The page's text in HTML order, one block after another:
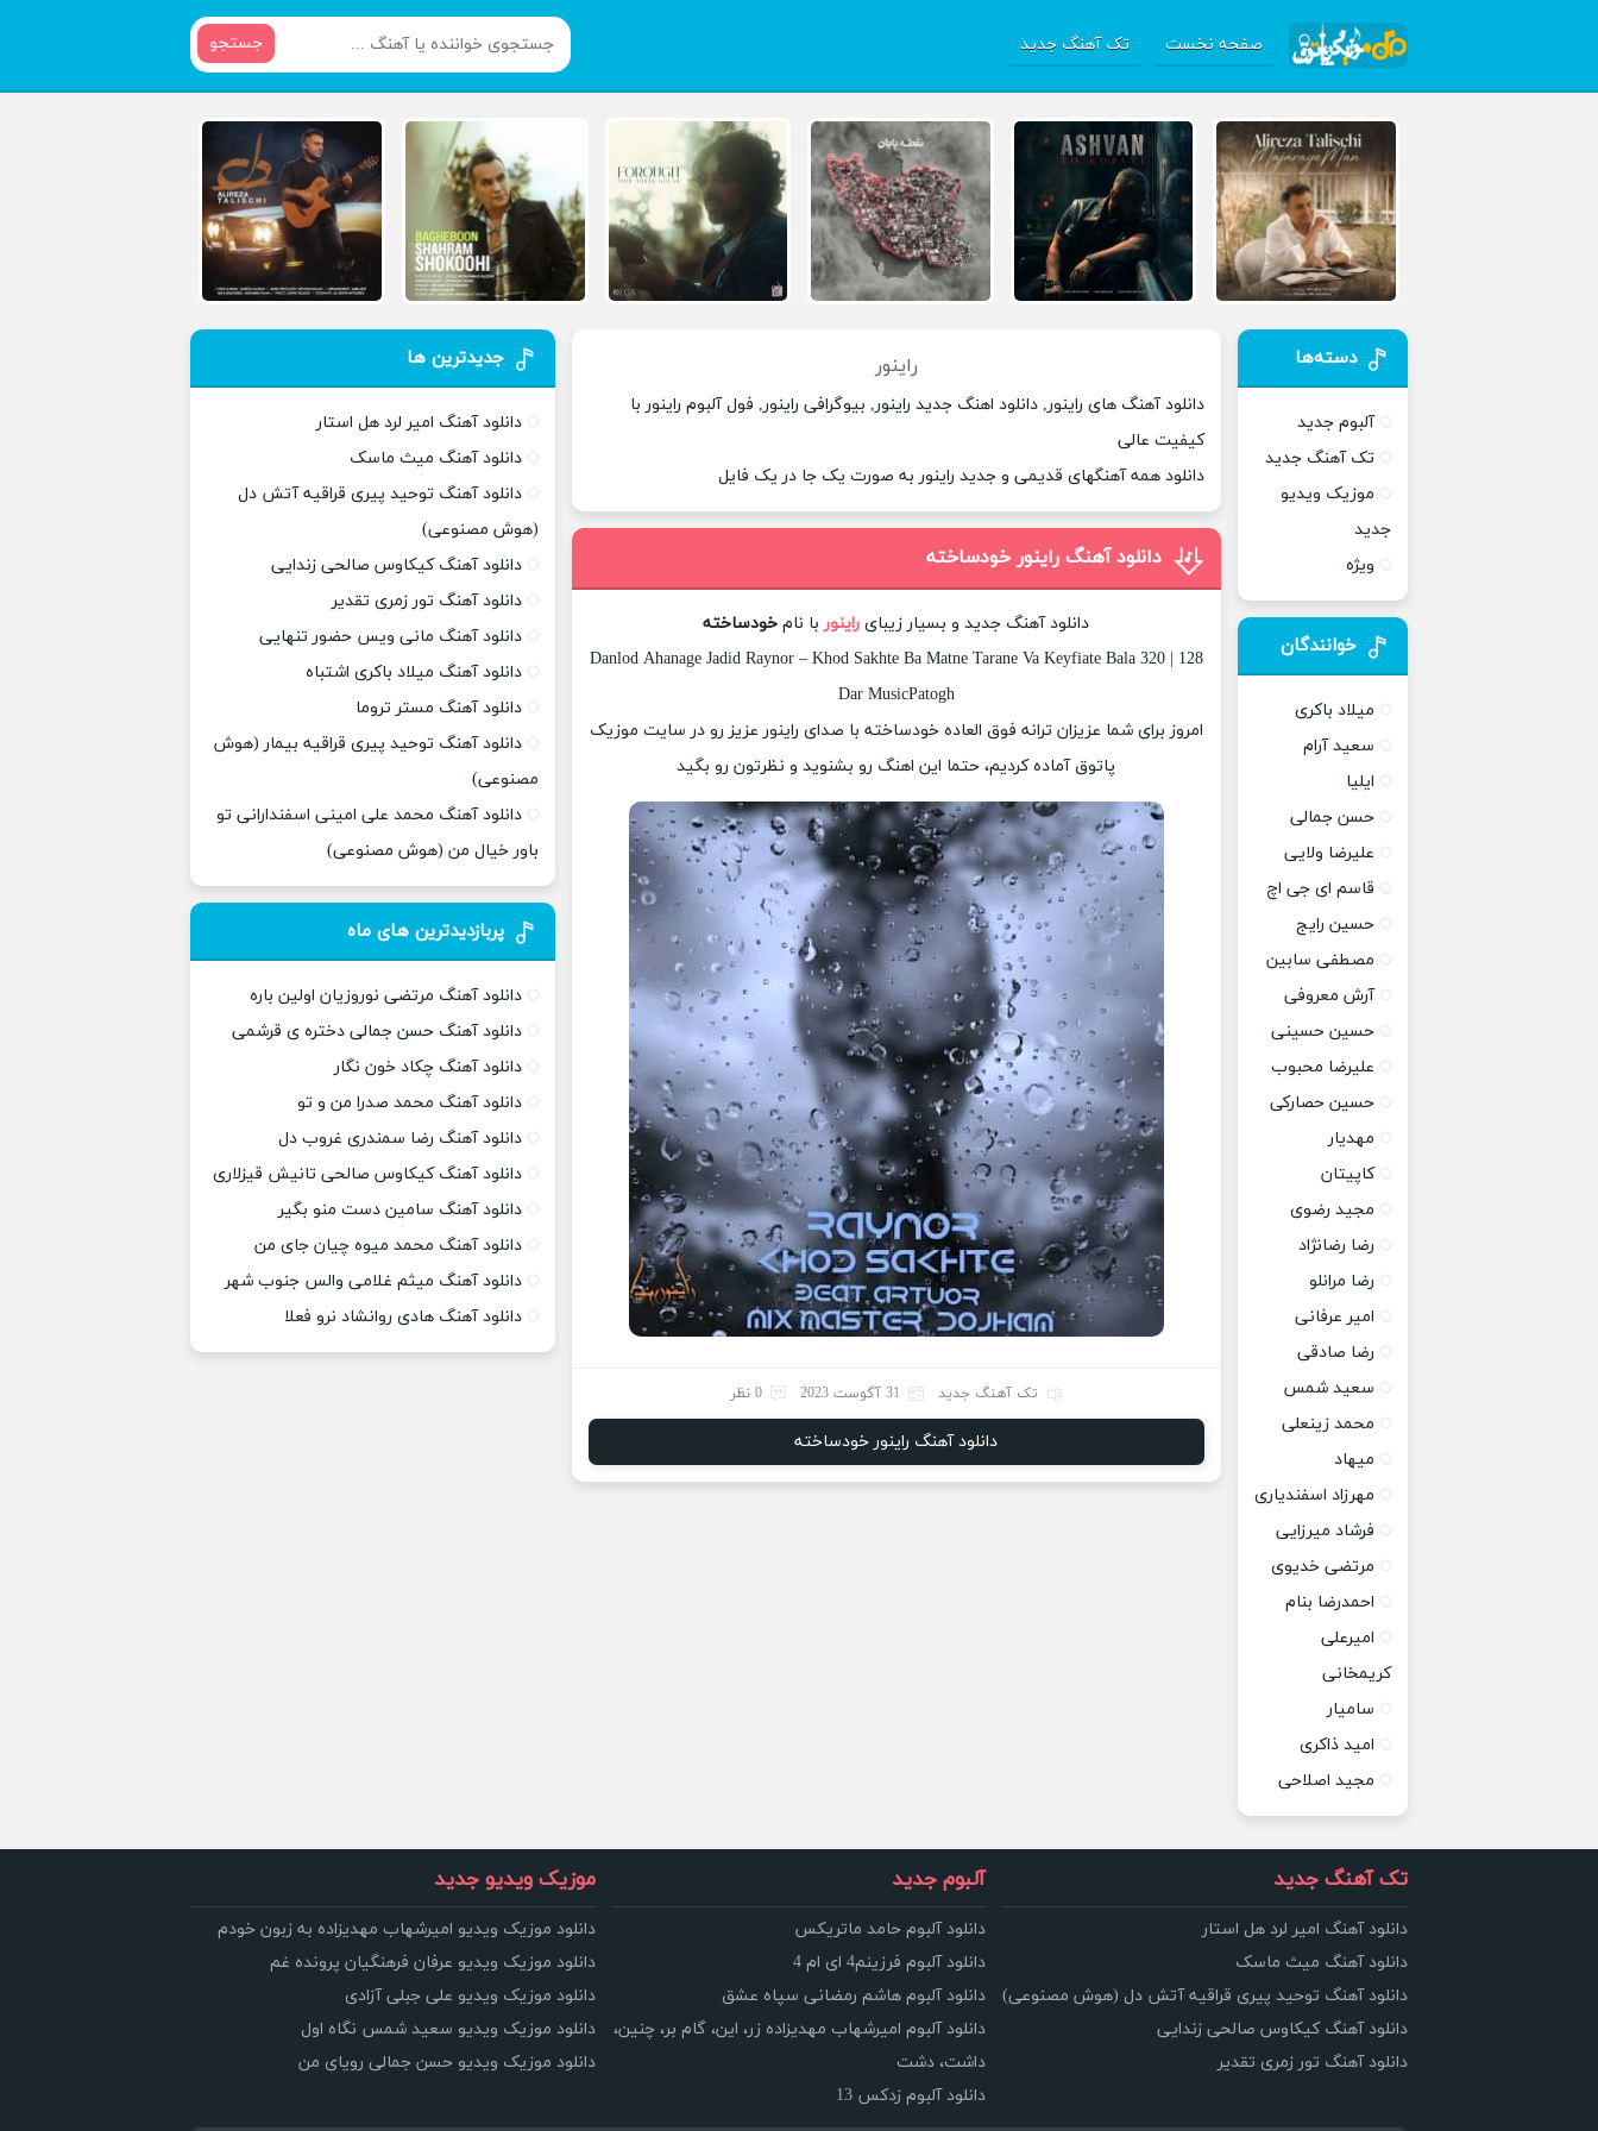
صفحه نخست تک آهنگ جدید جستجو
راینور
دانلود آهنگ های راینور, دانلود اهنگ جدید راینور, بیوگرافی راینور, فول آلبوم راینور با
کیفیت عالی
دانلود همه آهنگهای قدیمی و جدید راینور به صورت یک جا در یک فایل
دانلود آهنگ راینور خودساخته
دانلود آهنگ جدید و بسیار زیبای راینور با نام خودساخته
Danlod Ahanage Jadid Raynor – Khod Sakhte Ba Matne Tarane Va Keyfiate Bala 320 | 128
Dar MusicPatogh
امروز برای شما عزیزان ترانه فوق العاده خودساخته با صدای راینور عزیز رو در سایت موزیک
پاتوق آماده کردیم، حتما این اهنگ رو بشنوید و نظرتون رو بگید
تک آهنگ جدید 31 آگوست 2023 0 نظر
دانلود آهنگ راینور خودساخته
دسته‌ها
آلبوم جدید
تک آهنگ جدید
موزیک ویدیو
جدید
ویژه
خوانندگان
میلاد باکری
سعید آرام
ایلیا
حسن جمالی
علیرضا ولایی
قاسم ای جی اچ
حسین رایج
مصطفی سابین
آرش معروفی
حسین حسینی
علیرضا محبوب
حسین حصارکی
مهدیار
کاپیتان
مجید رضوی
رضا رضانژاد
رضا مرانلو
امیر عرفانی
رضا صادقی
سعید شمس
محمد زینعلی
میهاد
مهرزاد اسفندیاری
فرشاد میرزایی
مرتضی خدیوی
احمدرضا بنام
امیرعلی
کریمخانی
سامیار
امید ذاکری
مجید اصلاحی
جدیدترین ها
دانلود آهنگ امیر لرد هل استار
دانلود آهنگ میث ماسک
دانلود آهنگ توحید پیری قراقیه آتش دل
(هوش مصنوعی)
دانلود آهنگ کیکاوس صالحی زندایی
دانلود آهنگ تور زمری تقدیر
دانلود آهنگ مانی ویس حضور تنهایی
دانلود آهنگ میلاد باکری اشتباه
دانلود آهنگ مستر تروما
دانلود آهنگ توحید پیری قراقیه بیمار (هوش
مصنوعی)
دانلود آهنگ محمد علی امینی اسفندارانی تو
باور خیال من (هوش مصنوعی)
پربازدیدترین های ماه
دانلود آهنگ مرتضی نوروزیان اولین باره
دانلود آهنگ حسن جمالی دختره ی قرشمی
دانلود آهنگ چکاد خون نگار
دانلود آهنگ محمد صدرا من و تو
دانلود آهنگ رضا سمندری غروب دل
دانلود آهنگ کیکاوس صالحی تانیش قیزلاری
دانلود آهنگ سامین دست منو بگیر
دانلود آهنگ محمد میوه چیان جای من
دانلود آهنگ میثم غلامی والس جنوب شهر
دانلود آهنگ هادی روانشاد نرو فعلا
تک آهنگ جدید
دانلود آهنگ امیر لرد هل استار
دانلود آهنگ میث ماسک
دانلود آهنگ توحید پیری قراقیه آتش دل (هوش مصنوعی)
دانلود آهنگ کیکاوس صالحی زندایی
دانلود آهنگ تور زمری تقدیر
آلبوم جدید
دانلود آلبوم حامد ماتریکس
دانلود آلبوم فرزینم4 ای ام 4
دانلود آلبوم هاشم رمضانی سپاه عشق
دانلود آلبوم امیرشهاب مهدیزاده زر، این، گام بر، چنین،
داشت، دشت
دانلود آلبوم زدکس 13
موزیک ویدیو جدید
دانلود موزیک ویدیو امیرشهاب مهدیزاده به زبون خودم
دانلود موزیک ویدیو عرفان فرهنگیان پرونده غم
دانلود موزیک ویدیو علی جبلی آزادی
دانلود موزیک ویدیو سعید شمس نگاه اول
دانلود موزیک ویدیو حسن جمالی رویای من